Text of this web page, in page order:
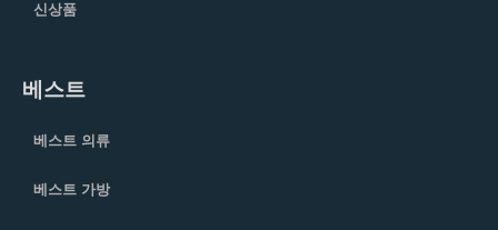
신상품
베스트
베스트 의류
베스트 가방